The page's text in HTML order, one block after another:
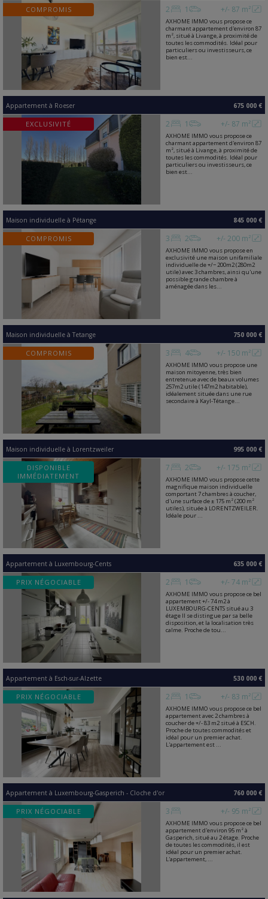
COMPROMIS +/- 87 m²
2 1
AXHOME IMMO vous propose ce
charmant appartement d'environ 87
m², situé à Livange, à proximité de
toutes les commodités. Idéal pour
particuliers ou investisseurs, ce
bien est...
Appartement à Roeser 675 000 €
EXCLUSIVITÉ +/- 87 m²
2 1
AXHOME IMMO vous propose ce
charmant appartement d'environ 87
m², situé à Livange, à proximité de
toutes les commodités. Idéal pour
particuliers ou investisseurs, ce
bien est...
Maison individuelle à Pétange 845 000 €
COMPROMIS +/- 200 m²
3 2
AXHOME IMMO vous propose en
exclusivité une maison unifamiliale
individuelle de +/− 200m2 (280m2
utile) avec 3 chambres, ainsi qu'une
possible grande chambre à
aménagée dans les...
Maison individuelle à Tetange 750 000 €
COMPROMIS +/- 150 m²
3 4
AXHOME IMMO vous propose une
maison mitoyenne, très bien
entretenue avec de beaux volumes
257m2 utile (147m2 habitable),
idéalement située dans une rue
secondaire à Kayl-Tétange...
Maison individuelle à Lorentzweiler 995 000 €
DISPONIBLE
IMMÉDIATEMENT
+/- 175 m²
7 2
AXHOME IMMO vous propose cette
magnifique maison individuelle
comportant 7 chambres à coucher,
d'une surface de ± 175 m² (200 m²
utiles), située à LORENTZWEILER.
Idéale pour ...
Appartement à Luxembourg-Cents 635 000 €
PRIX NÉGOCIABLE +/- 74 m²
2 1
AXHOME IMMO vous propose ce bel
appartement +/- 74 m2 à
LUXEMBOURG-CENTS situé au 3
étage Il se distingue par sa belle
disposition, et la localisation très
calme. Proche de tou...
Appartement à Esch-sur-Alzette 530 000 €
PRIX NÉGOCIABLE +/- 83 m²
2 1
AXHOME IMMO vous propose ce bel
appartement avec 2 chambres à
coucher de +/- 83 m2 situé à ESCH.
Proche de toutes commodités et
idéal pour un premier achat.
L'appartement est ...
Appartement à Luxembourg-Gasperich - Cloche d'or 760 000 €
PRIX NÉGOCIABLE +/- 95 m²
3
AXHOME IMMO vous propose ce bel
appartement d'environ 95 m² à
Gasperich, situé au 2 étage. Proche
de toutes les commodités, il est
idéal pour un premier achat.
L'appartement, ...